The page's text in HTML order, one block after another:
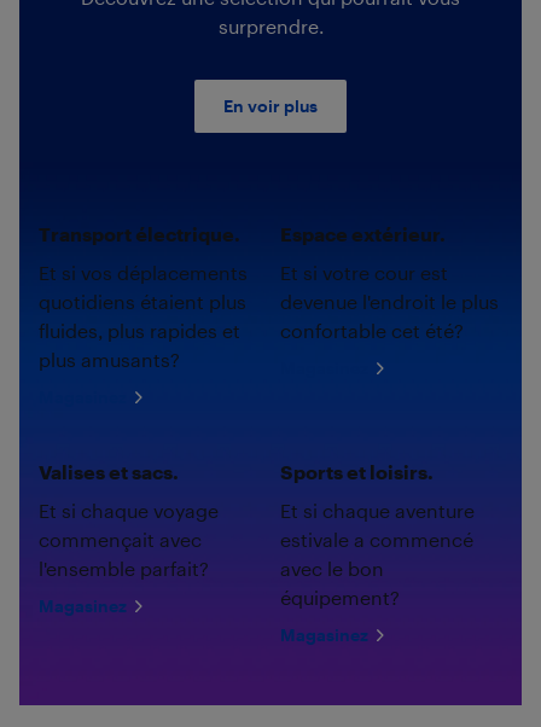
surprendre.
En voir plus
Transport électrique.
Et si vos déplacements
quotidiens étaient plus
fluides, plus rapides et
plus amusants?
Espace extérieur.
Et si votre cour est
devenue l'endroit le plus
confortable cet été?
Valises et sacs.
Et si chaque voyage
commençait avec
l'ensemble parfait?
Magasinez
Sports et loisirs.
Et si chaque aventure
estivale a commencé
avec le bon
équipement?
Magasinez